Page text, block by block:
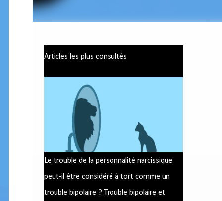
Articles les plus consultés
Le trouble de la personnalité narcissique
peut-il être considéré à tort comme un
trouble bipolaire ? Trouble bipolaire et